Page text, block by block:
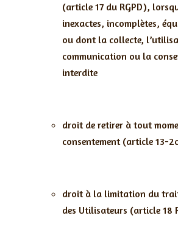
(article 17 du RGPD),
inexactes, incomplètes,
ou dont la collecte,
communication ou la
interdite
droit de retirer à tout
consentement (article 13-
droit à la limitation du
des Utilisateurs (article 18